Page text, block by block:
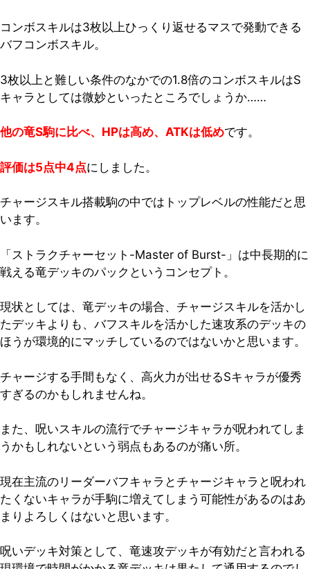
コンボスキルは3枚以上ひっくり返せるマスで発動できる
バフコンボスキル。
3枚以上と難しい条件のなかでの1.8倍のコンボスキルはS
キャラとしては微妙といったところでしょうか……
他の竜S駒に比べ、HPは高め、ATKは低めです。
評価は5点中4点にしました。
チャージスキル搭載駒の中ではトップレベルの性能だと思
います。
「ストラクチャーセット-Master of Burst-」は中長期的に
戦える竜デッキのパックというコンセプト。
現状としては、竜デッキの場合、チャージスキルを活かし
たデッキよりも、バフスキルを活かした速攻系のデッキの
ほうが環境的にマッチしているのではないかと思います。
チャージする手間もなく、高火力が出せるSキャラが優秀
すぎるのかもしれませんね。
また、呪いスキルの流行でチャージキャラが呪われてしま
うかもしれないという弱点もあるのが痛い所。
現在主流のリーダーバフキャラとチャージキャラと呪われ
たくないキャラが手駒に増えてしまう可能性があるのはあ
まりよろしくはないと思います。
呪いデッキ対策として、竜速攻デッキが有効だと言われる